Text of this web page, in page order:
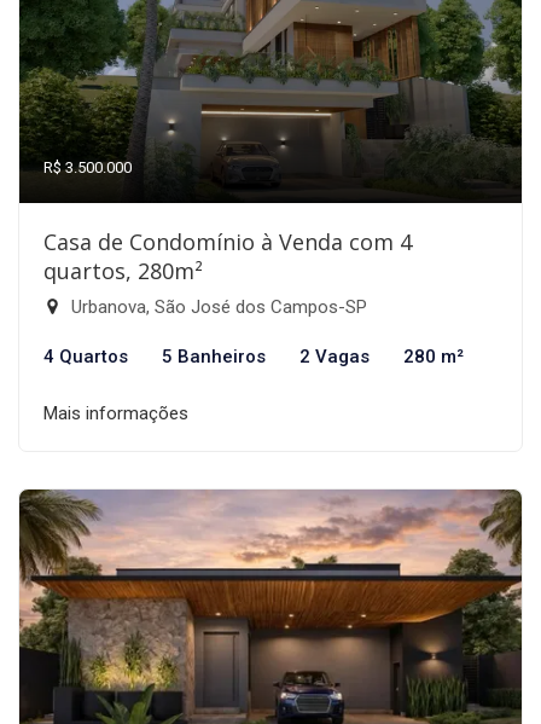
R$ 3.500.000
Casa de Condomínio à Venda com 4
quartos, 280m²
Urbanova, São José dos Campos-SP
4 Quartos 5 Banheiros 2 Vagas 280 m²
Mais informações